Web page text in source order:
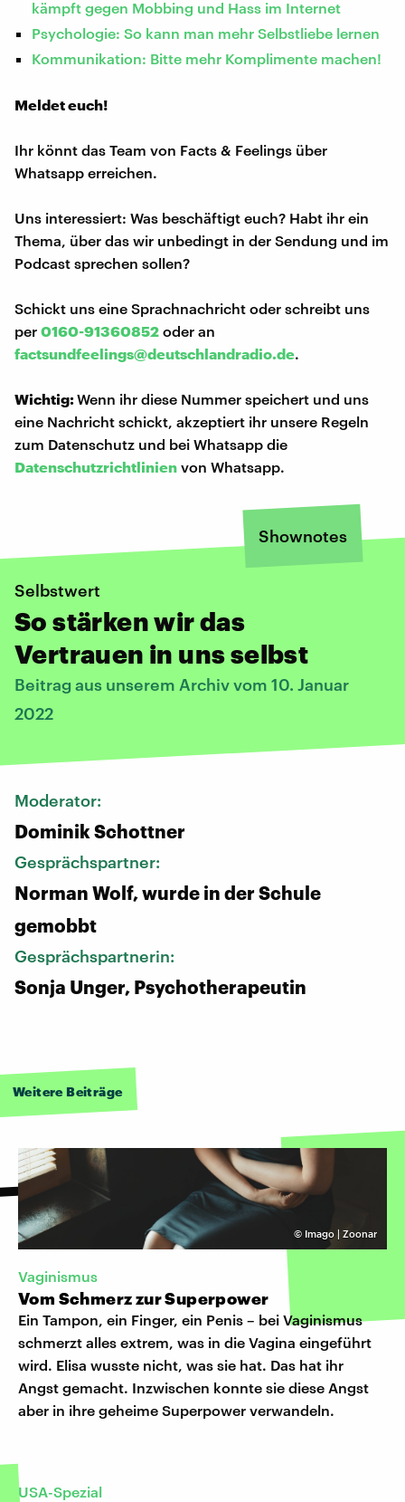
kämpft gegen Mobbing und Hass im Internet
Psychologie: So kann man mehr Selbstliebe lernen
Kommunikation: Bitte mehr Komplimente machen!
Meldet euch!
Ihr könnt das Team von Facts & Feelings über
Whatsapp erreichen.
Uns interessiert: Was beschäftigt euch? Habt ihr ein
Thema, über das wir unbedingt in der Sendung und im
Podcast sprechen sollen?
Schickt uns eine Sprachnachricht oder schreibt uns
per 0160-91360852 oder an
factsundfeelings@deutschlandradio.de.
Wichtig:Wenn ihr diese Nummer speichert und uns
eine Nachricht schickt, akzeptiert ihr unsere Regeln
zum Datenschutz und bei Whatsapp die
Datenschutzrichtlinien von Whatsapp.
Shownotes
Selbstwert
So stärken wir das
Vertrauen in uns selbst
Beitrag aus unserem Archiv vom 10. Januar
2022
Moderator:
Dominik Schottner
Gesprächspartner:
Norman Wolf, wurde in der Schule
gemobbt
Gesprächspartnerin:
Sonja Unger, Psychotherapeutin
Weitere Beiträge
© Imago | Zoonar
Vaginismus
Vom Schmerz zur Superpower
Ein Tampon, ein Finger, ein Penis – bei Vaginismus
schmerzt alles extrem, was in die Vagina eingeführt
wird. Elisa wusste nicht, was sie hat. Das hat ihr
Angst gemacht. Inzwischen konnte sie diese Angst
aber in ihre geheime Superpower verwandeln.
USA-Spezial